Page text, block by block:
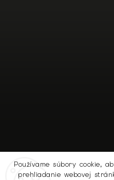
Používame súbory cookie,
prehliadanie webovej